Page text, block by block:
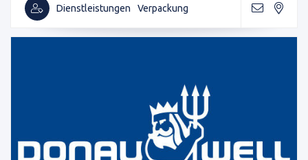
Dienstleistungen Verpackung